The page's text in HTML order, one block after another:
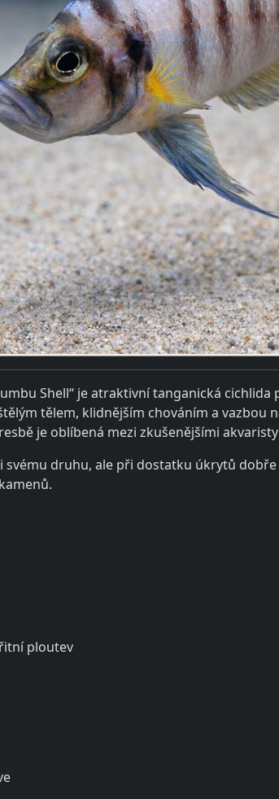
Shell“ je atraktivní tanganická
tělem, klidnějším chováním a
je oblíbená mezi zkušenějšími
svému druhu, ale při dostatku úkrytů
ploutev